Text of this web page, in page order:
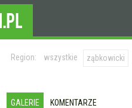
Region: wszystkie ząbkowicki
GALERIE KOMENTARZE